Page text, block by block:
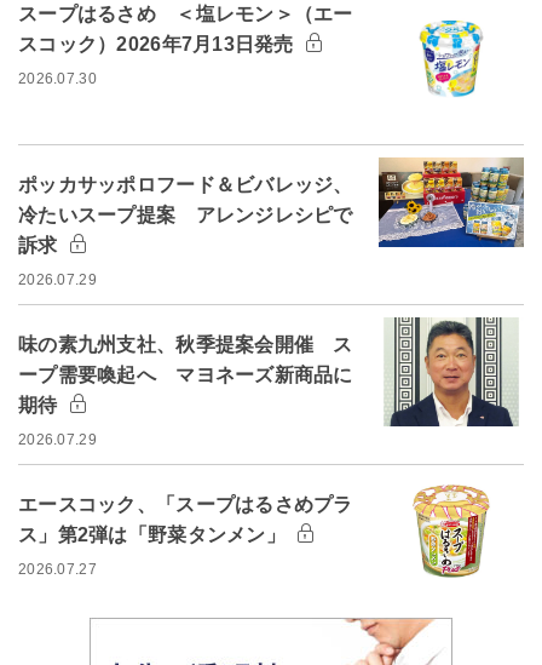
スープはるさめ ＜塩レモン＞（エー
スコック）2026年7月13日発売
2026.07.30
ポッカサッポロフード＆ビバレッジ、
冷たいスープ提案 アレンジレシピで
訴求
2026.07.29
味の素九州支社、秋季提案会開催 ス
ープ需要喚起へ マヨネーズ新商品に
期待
2026.07.29
エースコック、「スープはるさめプラ
ス」第2弾は「野菜タンメン」
2026.07.27